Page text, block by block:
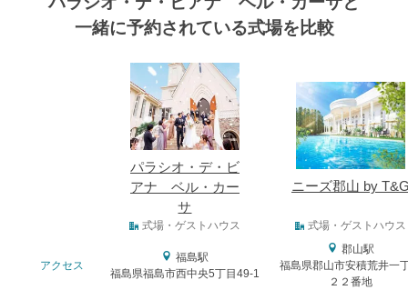
一緒に予約されている式場を比較
パラシオ・デ・ビ
アナ ベル・カー
サ
ニーズ郡山 by
式場・ゲストハウス 式場・ゲストハウス
アクセス
福島駅
福島県福島市西中央5丁目49-1
郡山駅
福島県郡山市安積荒井一
２２番地